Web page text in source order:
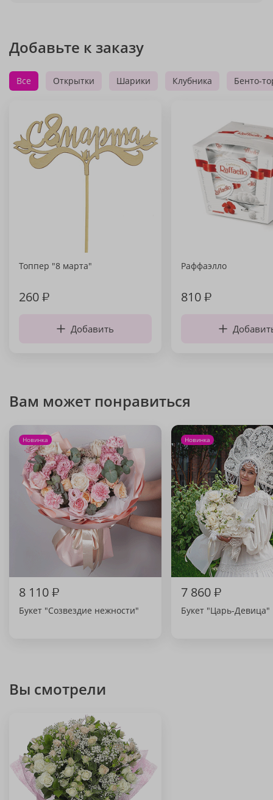
Добавьте к заказу
Все Открытки Шарики Клубника Бенто-
Топпер "8 марта"
260₽
Добавить
Раффаэлло
810₽
Вам может понравиться
Новинка
8 110₽
Букет "Созвездие нежности"
Новинка
7 860₽
Букет "Царь-Девица"
Вы смотрели